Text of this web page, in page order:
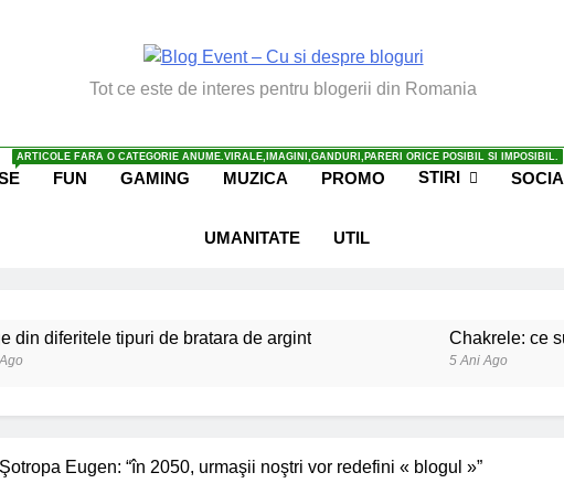
Event – Cu Si Despre
Tot ce este de interes pentru blogerii din Romania
ARTICOLE FARA O CATEGORIE ANUME.VIRALE,IMAGINI,GANDURI,PARERI ORICE POSIBIL SI IMPOSIBIL.
FUN GAMING MUZICA PROMO STIRI
UMANITATE UTIL
din diferitele tipuri de bratara de argint Chakrele: ce
5 Ani Ago
6 Ani Ago
Eugen: “în 2050, urmaşii noştri vor redefini « blogul »”